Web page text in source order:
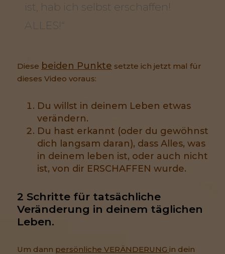
ist, hab ich selbst erschaffen!
ALLES!“
Diese beiden Punkte setzte ich jetzt mal für
dieses Video voraus:
Du willst in deinem Leben etwas
verändern.
Du hast erkannt (oder du gewöhnst
dich langsam daran), dass Alles, was
in deinem leben ist, oder auch nicht
ist, von dir ERSCHAFFEN wurde.
2 Schritte für tatsächliche
Veränderung in deinem täglichen
Leben.
Um dann persönliche VERÄNDERUNG in dein